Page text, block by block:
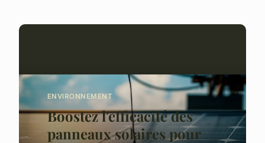
ENVIRONNEMENT
Boostez l'efficacité des
panneaux solaires pour